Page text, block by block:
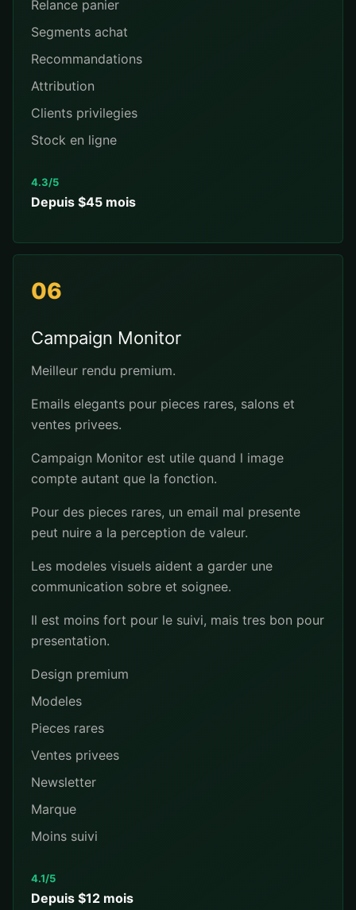
Relance panier
Segments achat
Recommandations
Attribution
Clients privilegies
Stock en ligne
4.3/5
Depuis $45 mois
06
Campaign Monitor
Meilleur rendu premium.
Emails elegants pour pieces rares, salons et
ventes privees.
Campaign Monitor est utile quand l image
compte autant que la fonction.
Pour des pieces rares, un email mal presente
peut nuire a la perception de valeur.
Les modeles visuels aident a garder une
communication sobre et soignee.
Il est moins fort pour le suivi, mais tres bon pour
presentation.
Design premium
Modeles
Pieces rares
Ventes privees
Newsletter
Marque
Moins suivi
4.1/5
Depuis $12 mois